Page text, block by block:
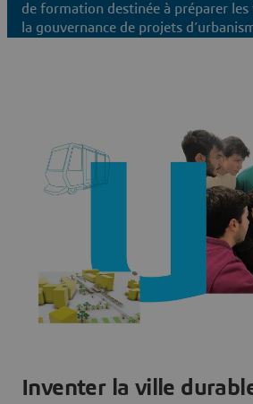
de formation destinée à préparer
la gouvernance de projets
Inventer la ville